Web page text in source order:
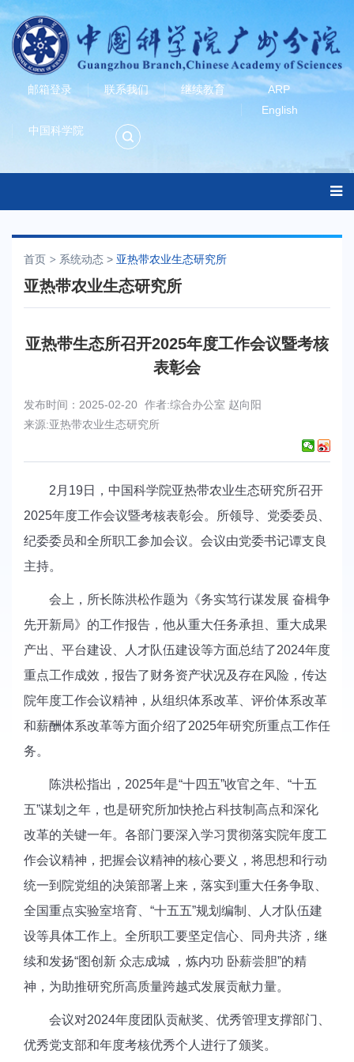
邮箱登录 联系我们 继续教育
ARP
English
中国科学院
首页 系统动态 > 亚热带农业生态研究所
亚热带农业生态研究所
亚热带生态所召开2025年度工作会议暨考核
表彰会
发布时间：2025-02-20 作者:综合办公室 赵向阳
来源:亚热带农业生态研究所
2月19日，中国科学院亚热带农业生态研究所召开
2025年度工作会议暨考核表彰会。所领导、党委委员、
纪委委员和全所职工参加会议。会议由党委书记谭支良
主持。
会上，所长陈洪松作题为《务实笃行谋发展 奋楫争
先开新局》的工作报告，他从重大任务承担、重大成果
产出、平台建设、人才队伍建设等方面总结了2024年度
重点工作成效，报告了财务资产状况及存在风险，传达
院年度工作会议精神，从组织体系改革、评价体系改革
和薪酬体系改革等方面介绍了2025年研究所重点工作任
务。
陈洪松指出，2025年是“十四五”收官之年、“十五
五”谋划之年，也是研究所加快抢占科技制高点和深化
改革的关键一年。各部门要深入学习贯彻落实院年度工
作会议精神，把握会议精神的核心要义，将思想和行动
统一到院党组的决策部署上来，落实到重大任务争取、
全国重点实验室培育、“十五五”规划编制、人才队伍建
设等具体工作上。全所职工要坚定信心、同舟共济，继
续和发扬“图创新 众志成城 ，炼内功 卧薪尝胆”的精
神，为助推研究所高质量跨越式发展贡献力量。
会议对2024年度团队贡献奖、优秀管理支撑部门、
优秀党支部和年度考核优秀个人进行了颁奖。